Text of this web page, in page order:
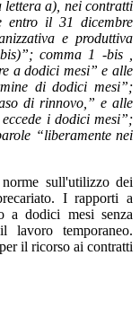
lettera a), nei contratti
entro il 31 dicembre
e produttiva
comma 1 -bis ,
a dodici mesi” e alle
di dodici mesi”;
di rinnovo,” e alle
i dodici mesi”;
“liberamente nei
sull'utilizzo dei
I rapporti a
a dodici mesi senza
lavoro temporaneo.
il ricorso ai contratti